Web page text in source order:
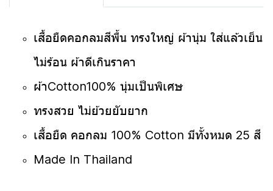
เสื้อยืดคอกลมสีพื้น ทรงใหญ่ ผ้านุ่ม ใส่แล้วเย็น
ไม่ร้อน ผ้าดีเกินราคา
ผ้าCotton100% นุ่มเป็นพิเศษ
ทรงสวย ไม่ย้วยยับยาก
เสื้อยืด คอกลม 100% Cotton มีทั้งหมด 25 สี
Made In Thailand